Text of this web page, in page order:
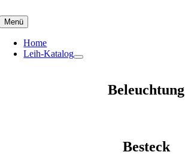
to
content
Menü
Home
Leih-Katalog
Beleuchtung
Besteck